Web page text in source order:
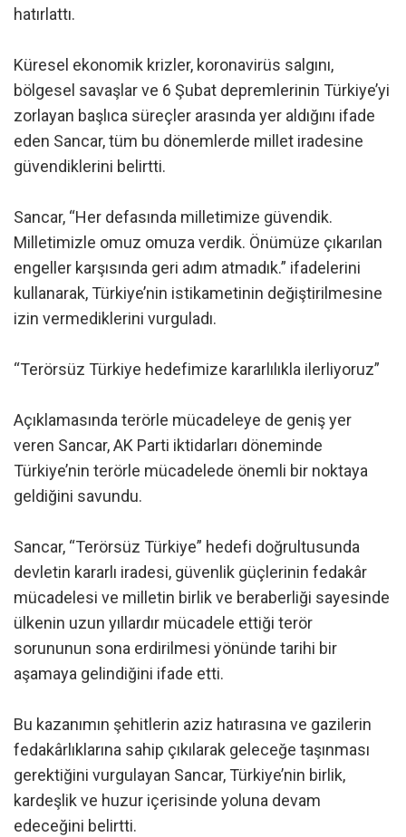
hatırlattı.
Küresel ekonomik krizler, koronavirüs salgını,
bölgesel savaşlar ve 6 Şubat depremlerinin Türkiye’yi
zorlayan başlıca süreçler arasında yer aldığını ifade
eden Sancar, tüm bu dönemlerde millet iradesine
güvendiklerini belirtti.
Sancar, “Her defasında milletimize güvendik.
Milletimizle omuz omuza verdik. Önümüze çıkarılan
engeller karşısında geri adım atmadık.” ifadelerini
kullanarak, Türkiye’nin istikametinin değiştirilmesine
izin vermediklerini vurguladı.
“Terörsüz Türkiye hedefimize kararlılıkla ilerliyoruz”
Açıklamasında terörle mücadeleye de geniş yer
veren Sancar, AK Parti iktidarları döneminde
Türkiye’nin terörle mücadelede önemli bir noktaya
geldiğini savundu.
Sancar, “Terörsüz Türkiye” hedefi doğrultusunda
devletin kararlı iradesi, güvenlik güçlerinin fedakâr
mücadelesi ve milletin birlik ve beraberliği sayesinde
ülkenin uzun yıllardır mücadele ettiği terör
sorununun sona erdirilmesi yönünde tarihi bir
aşamaya gelindiğini ifade etti.
Bu kazanımın şehitlerin aziz hatırasına ve gazilerin
fedakârlıklarına sahip çıkılarak geleceğe taşınması
gerektiğini vurgulayan Sancar, Türkiye’nin birlik,
kardeşlik ve huzur içerisinde yoluna devam
edeceğini belirtti.